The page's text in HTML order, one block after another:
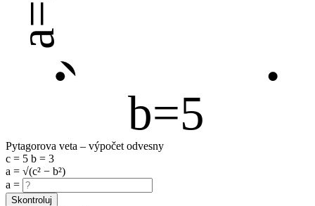
b=5
Pytagorova veta – výpočet odvesny
c = 5 b = 3
a = √(c² − b²)
a =
Skontroluj